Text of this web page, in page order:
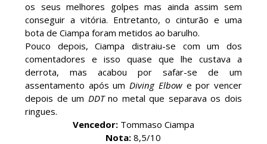
WWE: Bianca Belair e Montez Ford dão as boas-
vindas ao primeiro filho
SCSA867-Aug 05 2026
WWE: Brock Lesnar confirma que se retirou no
os seus melhores golpes mas ainda assim sem
conseguir a vitória. Entretanto, o cinturão e uma
bota de Ciampa foram metidos ao barulho.
Pouco depois, Ciampa distraiu-se com um dos
comentadores e isso quase que lhe custava a
derrota, mas acabou por safar-se de um
assentamento após umDiving Elbowe por vencer
depois de um DDTno metal que separava os dois
ringues.
Vencedor:Tommaso Ciampa
Nota: 8,5/10